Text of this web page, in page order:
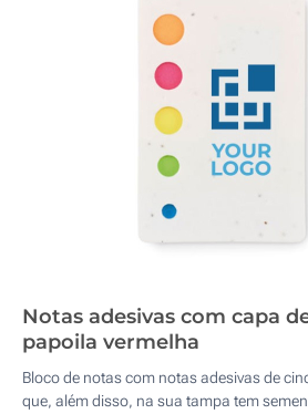
Notas adesivas com capa
papoila vermelha
Bloco de notas com notas adesivas de
que, além disso, na sua tampa tem